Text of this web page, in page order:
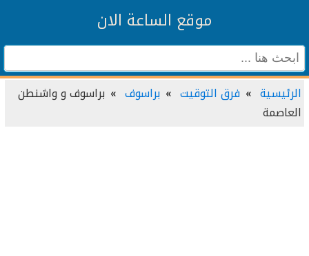
موقع الساعة الان
الرئيسية فرق التوقيت براسوف
براسوف و واشنطن
العاصمة